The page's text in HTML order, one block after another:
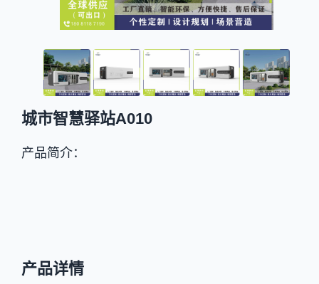
城市智慧驿站A010
产品简介：
产品详情